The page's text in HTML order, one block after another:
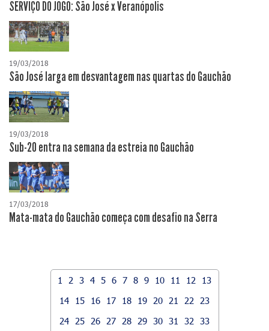
SERVIÇO DO JOGO: São José x Veranópolis
19/03/2018
São José larga em desvantagem nas quartas do Gauchão
19/03/2018
Sub-20 entra na semana da estreia no Gauchão
17/03/2018
Mata-mata do Gauchão começa com desafio na Serra
1 2 3 4 5 6 7 8 9 10 11 12
13
14
15 16 17 18 19 20 21 22
23
24
25 26 27 28 29 30 31 32
33